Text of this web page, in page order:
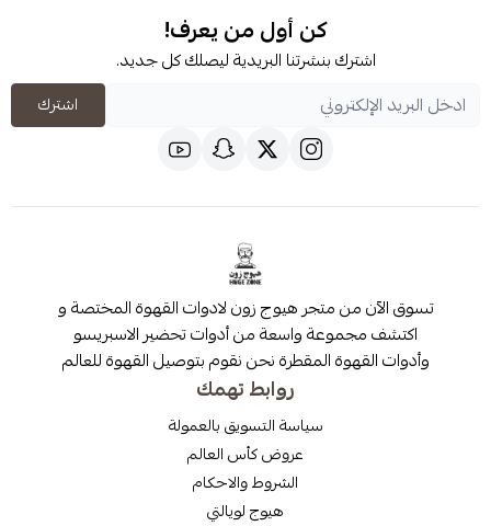
كن أول من يعرف!
اشترك بنشرتنا البريدية ليصلك كل جديد.
اشترك
تسوق الآن من متجر هيوج زون لادوات القهوة المختصة و
اكتشف مجموعة واسعة من أدوات تحضير الاسبريسو
وأدوات القهوة المقطرة نحن نقوم بتوصيل القهوة للعالم
روابط تهمك
سياسة التسويق بالعمولة
عروض كأس العالم
الشروط والاحكام
هيوج لويالتي